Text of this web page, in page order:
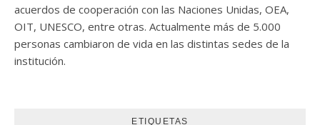
acuerdos de cooperación con las Naciones Unidas, OEA,
OIT, UNESCO, entre otras. Actualmente más de 5.000
personas cambiaron de vida en las distintas sedes de la
institución.
ETIQUETAS